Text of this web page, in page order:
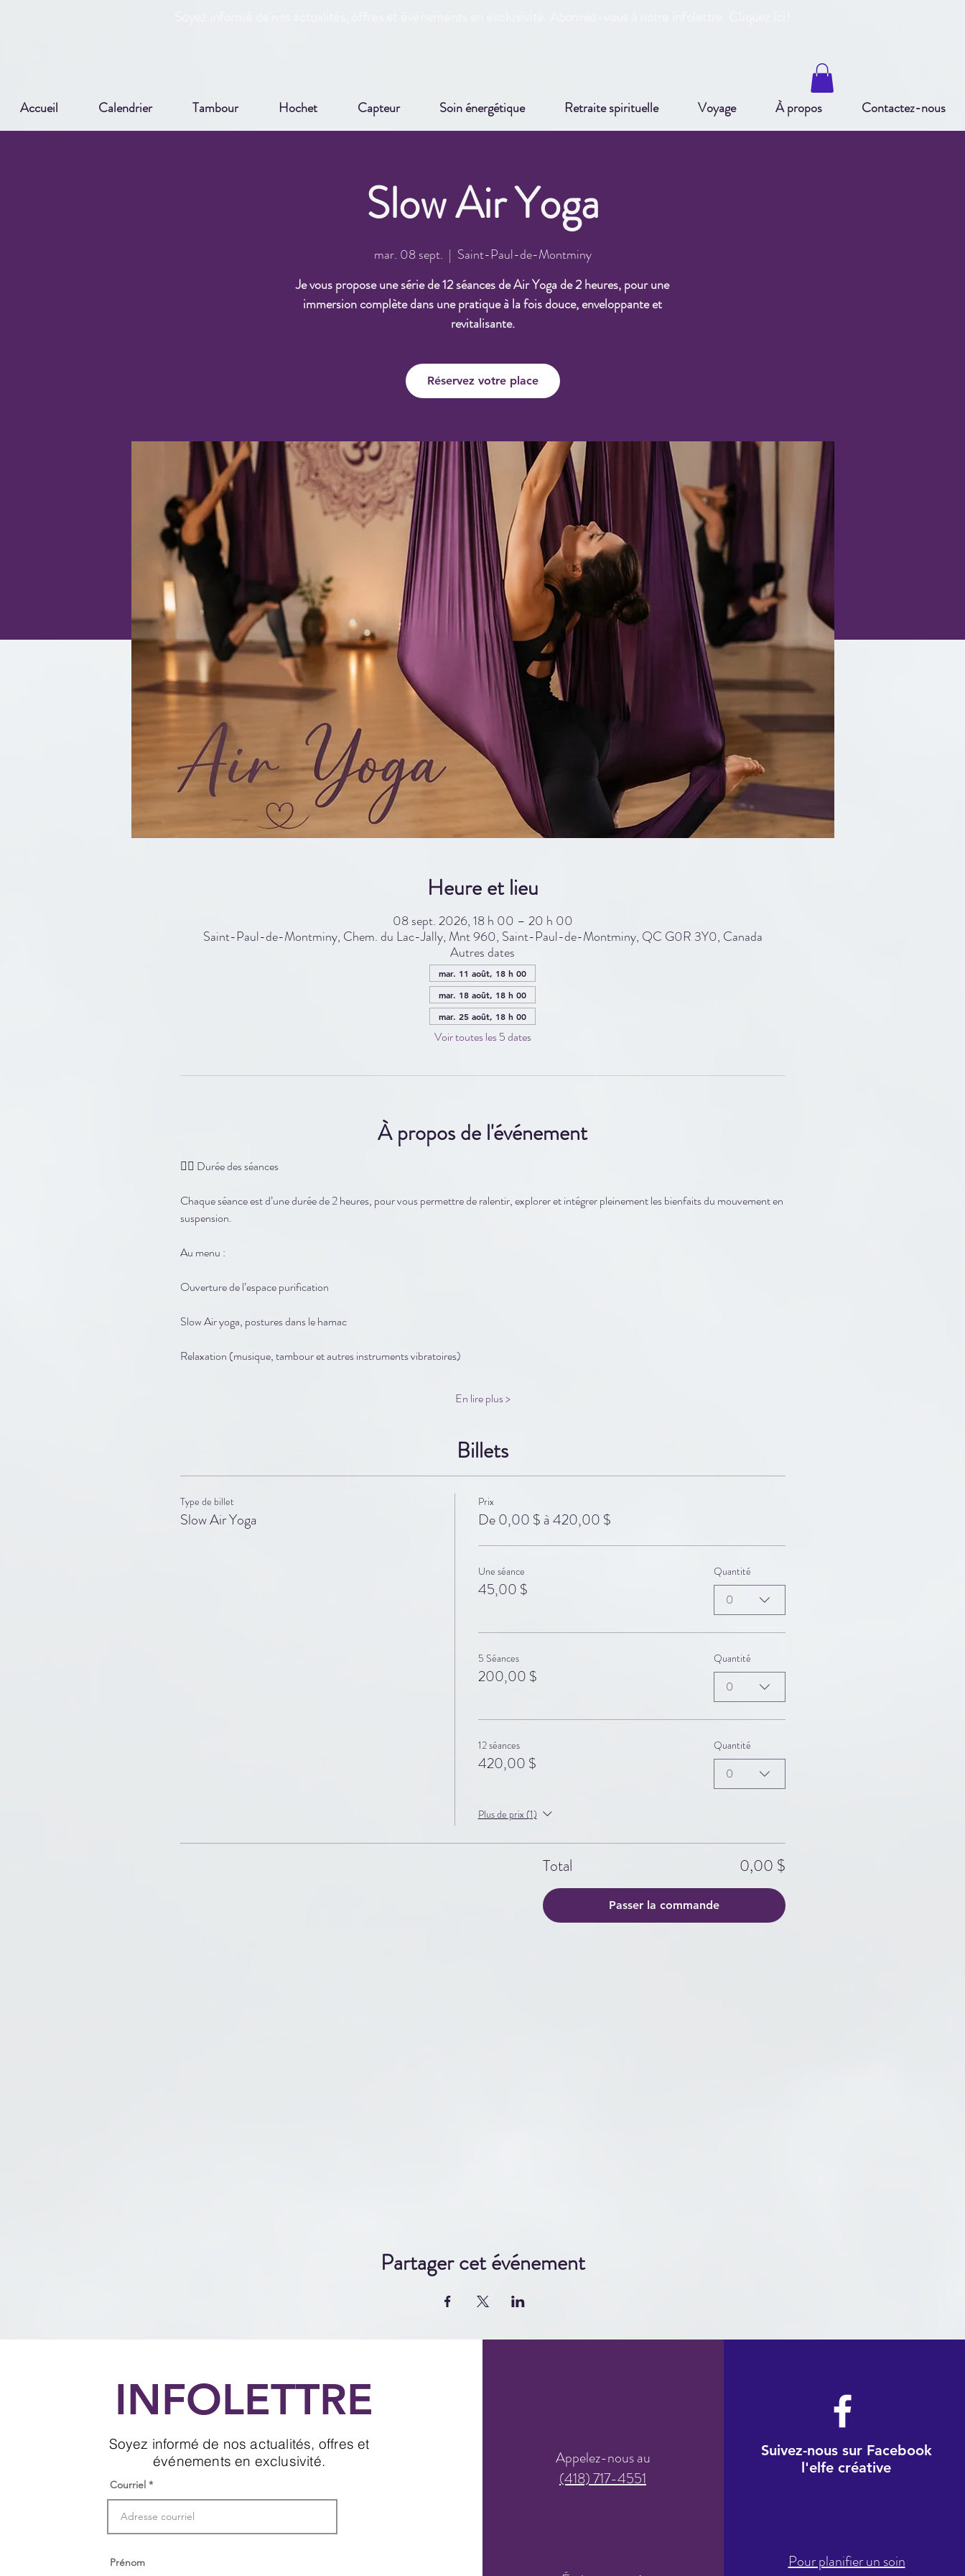
Accueil Calendrier Tambour Hochet Capteur Soin énergétique Retraite spirituelle Voyage À propos Contactez-nous
Slow Air Yoga
mar. 08 sept.
  |
Saint-Paul-de-Montminy
Je vous propose une série de 12 séances de Air Yoga de 2 heures, pour une
immersion complète dans une pratique à la fois douce, enveloppante et
revitalisante.
Réservez votre place
Heure et lieu
08 sept. 2026, 18 h 00 – 20 h 00
Saint-Paul-de-Montminy, Chem. du Lac-Jally, Mnt 960, Saint-Paul-de-Montminy, QC G0R 3Y0, Canada
Autres dates
mar. 11 août, 18 h 00
mar. 18 août, 18 h 00
mar. 25 août, 18 h 00
Voir toutes les 5 dates
À propos de l'événement
🧘‍♀️ Durée des séances
Chaque séance est d’une durée de 2 heures, pour vous permettre de ralentir, explorer et intégrer pleinement les bienfaits du mouvement en
suspension.
Au menu :
Ouverture de l’espace purification
Slow Air yoga, postures dans le hamac
Relaxation (musique, tambour et autres instruments vibratoires)
En lire plus >
Billets
Type de billet
Slow Air Yoga
Prix
De 0,00 $ à 420,00 $
Une séance
45,00 $
Quantité
0
5 Séances
200,00 $
Quantité
0
12 séances
420,00 $
Quantité
0
Plus de prix (1)
Total 0,00 $
Passer la commande
Partager cet événement
INFOLETTRE
Soyez informé de nos actualités, offres et
événements en exclusivité.
Courriel
Prénom
Appelez-nous au
(418) 717-4551
Suivez-nous sur Facebook
l'elfe créative
Pour planifier un soin